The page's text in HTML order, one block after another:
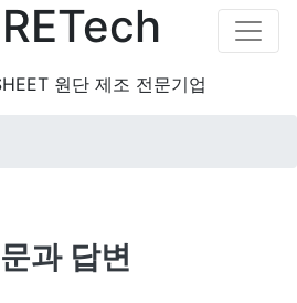
원단 제조 전문기업
과 답변